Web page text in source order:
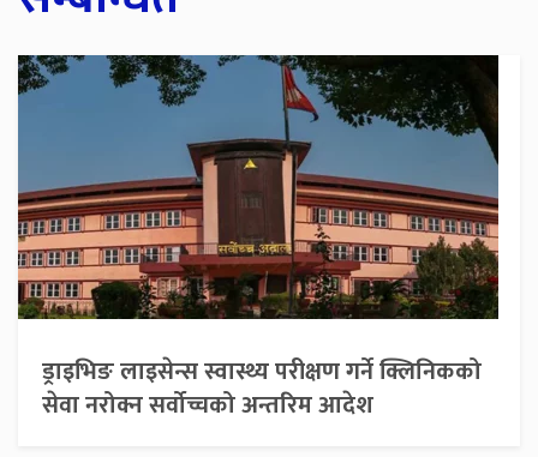
ड्राइभिङ लाइसेन्स स्वास्थ्य परीक्षण गर्ने क्लिनिकको
सेवा नरोक्न सर्वोच्चको अन्तरिम आदेश